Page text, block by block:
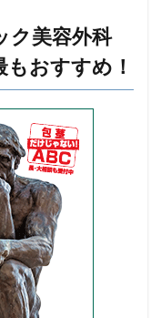
ク美容外科
おすすめ！